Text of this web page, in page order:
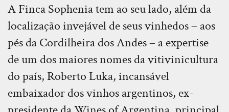
A Finca Sophenia tem ao seu lado, além da
localização invejável de seus vinhedos – aos
pés da Cordilheira dos Andes – a expertise
de um dos maiores nomes da vitivinicultura
do país, Roberto Luka, incansável
embaixador dos vinhos argentinos, ex-